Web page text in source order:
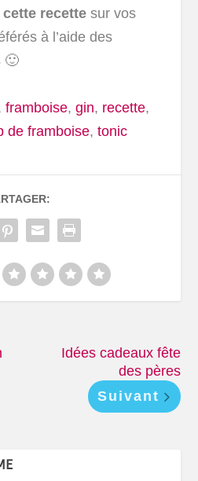
recette sur vos
à l’aide des
🙂
framboise,gin, recette,
de framboise,tonic
Idées cadeaux fête
des pères
Suivant